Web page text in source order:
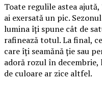
Toate regulile astea
ai exersată un pic.
lumina îți spune cât de
rafinează totul. La final,
care îți seamănă ție sau
adoră rozul în
de culoare ar zice altfel.